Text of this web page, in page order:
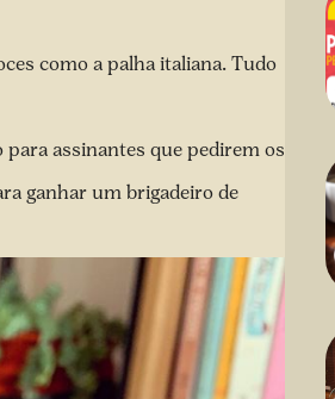
como a palha italiana. Tudo
para assinantes que pedirem os
ganhar um brigadeiro de